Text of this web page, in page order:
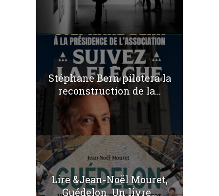
Stéphane Bern pilotera la
reconstruction de la...
Lire &Jean-Noël Mouret,
Guédelon. Un livre...